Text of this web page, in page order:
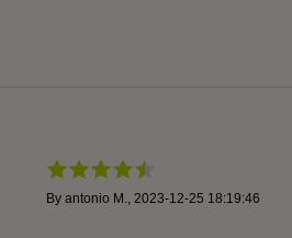
By antonio M., 2023-12-25 18:19:46